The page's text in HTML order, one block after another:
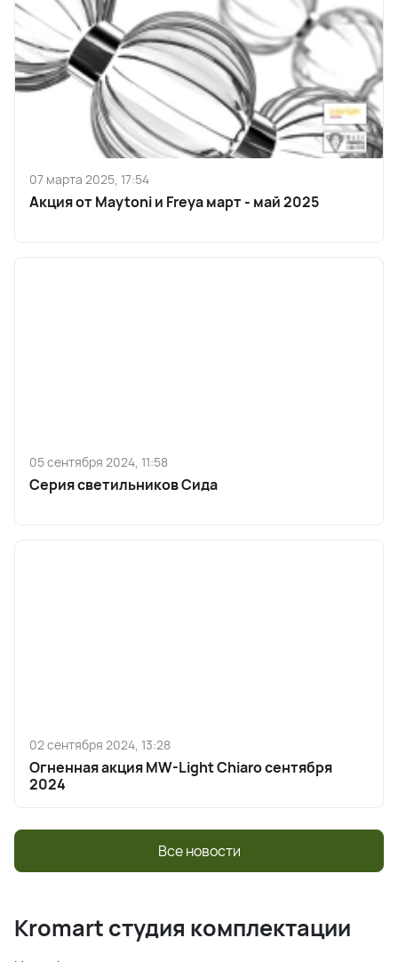
07 марта 2025, 17:54
Акция от Maytoni и Freya март - май 2025
05 сентября 2024, 11:58
Серия светильников Сида
02 сентября 2024, 13:28
Огненная акция MW-Light Chiaro сентября
2024
Все новости
Kromart студия комплектации